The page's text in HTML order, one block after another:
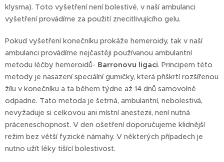
klysma). Toto vyšetření není bolestivé, v naší ambulanci
vyšetření provádíme za použití znecitlivujícího gelu.
Pokud vyšetření konečníku prokáže hemeroidy, tak v naší
ambulanci provádíme nejčastěji používanou ambulantní
metodu léčby hemeroidů- Barronovu ligaci. Principem této
metody je nasazení speciální gumičky, která přiškrtí rozšířenou
žílu v konečníku a ta během týdne až 14 dnů samovolně
odpadne. Tato metoda je šetrná, ambulantní, nebolestivá,
nevyžaduje si celkovou ani místní anestezii, není nutná
práceneschopnost. V den ošetření doporučujeme klidnější
režim bez větší fyzické námahy. V některých případech je
nutno užít léky tišící bolestivost.